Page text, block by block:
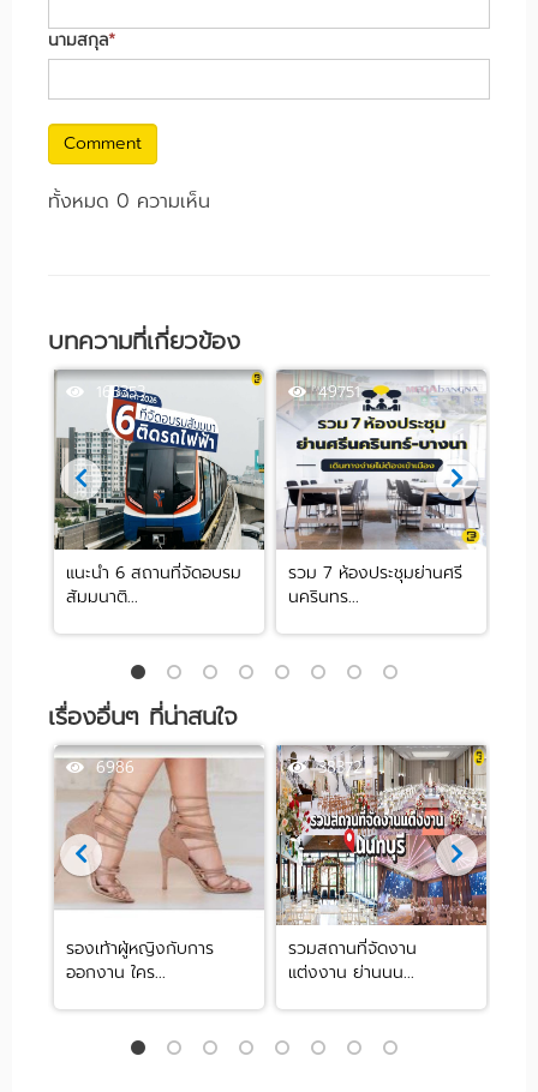
นามสกุล*
Comment
ทั้งหมด 0 ความเห็น
บทความที่เกี่ยวข้อง
163353
แนะนำ 6 สถานที่จัดอบรม
สัมมนาติ...
49751
รวม 7 ห้องประชุมย่านศรี
นครินทร...
เรื่องอื่นๆ ที่น่าสนใจ
6986
รองเท้าผู้หญิงกับการ
ออกงาน ใคร...
38372
รวมสถานที่จัดงาน
แต่งงาน ย่านนน...